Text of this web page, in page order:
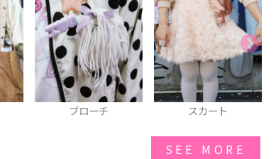
スカート パンツ
SEE MORE